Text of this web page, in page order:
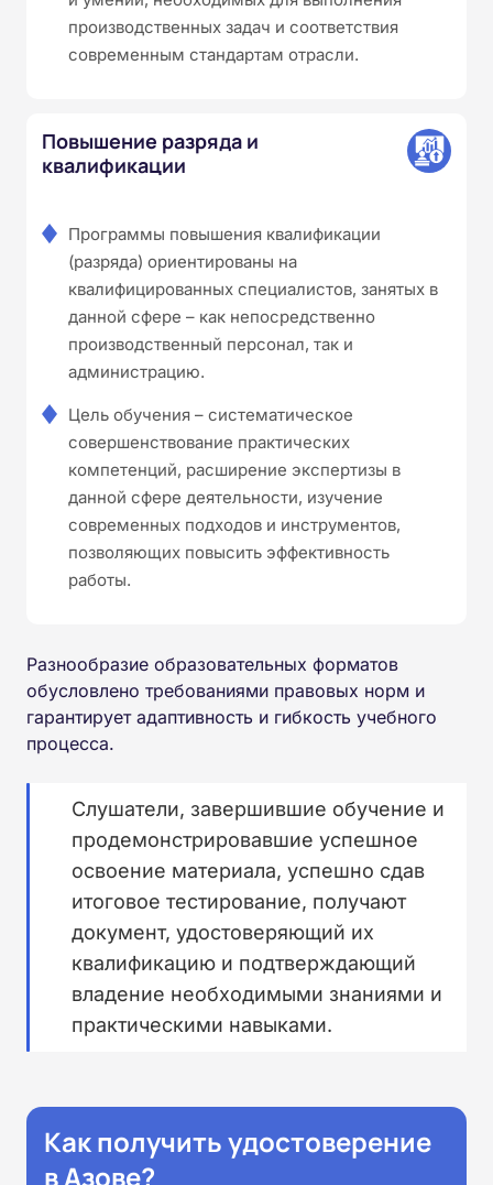
производственных задач и соответствия
современным стандартам отрасли.
Повышение разряда и
квалификации
Программы повышения квалификации
(разряда) ориентированы на
квалифицированных специалистов, занятых в
данной сфере – как непосредственно
производственный персонал, так и
администрацию.
Цель обучения – систематическое
совершенствование практических
компетенций, расширение экспертизы в
данной сфере деятельности, изучение
современных подходов и инструментов,
позволяющих повысить эффективность
работы.
Разнообразие образовательных форматов
обусловлено требованиями правовых норм и
гарантирует адаптивность и гибкость учебного
процесса.
Слушатели, завершившие обучение и
продемонстрировавшие успешное
освоение материала, успешно сдав
итоговое тестирование, получают
документ, удостоверяющий их
квалификацию и подтверждающий
владение необходимыми знаниями и
практическими навыками.
Как получить удостоверение
в Азове?